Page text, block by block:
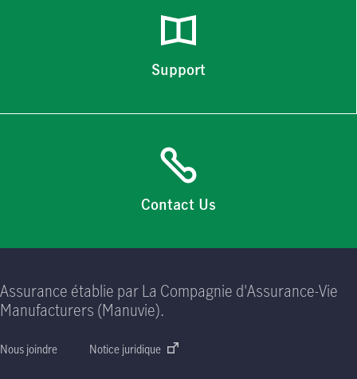
Support
Contact Us
Assurance établie par La Compagnie d'Assurance-Vie
Manufacturers (Manuvie).
Nous joindre Notice juridique